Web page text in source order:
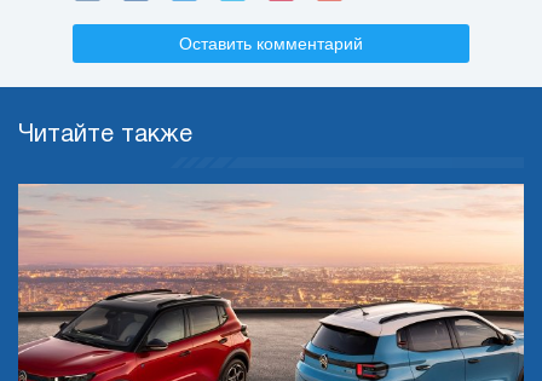
Оставить комментарий
Читайте также